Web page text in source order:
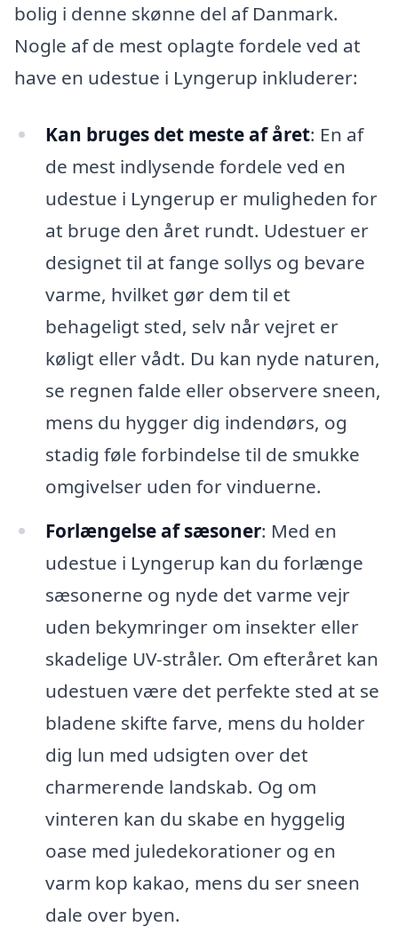
bolig i denne skønne del af Danmark.
Nogle af de mest oplagte fordele ved at
have en udestue i Lyngerup inkluderer:
Kan bruges det meste af året: En af
de mest indlysende fordele ved en
udestue i Lyngerup er muligheden for
at bruge den året rundt. Udestuer er
designet til at fange sollys og bevare
varme, hvilket gør dem til et
behageligt sted, selv når vejret er
køligt eller vådt. Du kan nyde naturen,
se regnen falde eller observere sneen,
mens du hygger dig indendørs, og
stadig føle forbindelse til de smukke
omgivelser uden for vinduerne.
Forlængelse af sæsoner: Med en
udestue i Lyngerup kan du forlænge
sæsonerne og nyde det varme vejr
uden bekymringer om insekter eller
skadelige UV-stråler. Om efteråret kan
udestuen være det perfekte sted at se
bladene skifte farve, mens du holder
dig lun med udsigten over det
charmerende landskab. Og om
vinteren kan du skabe en hyggelig
oase med juledekorationer og en
varm kop kakao, mens du ser sneen
dale over byen.